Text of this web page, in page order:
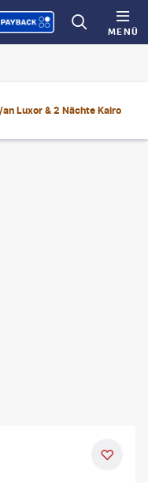
MENÜ
Luxor & 2 Nächte Kairo